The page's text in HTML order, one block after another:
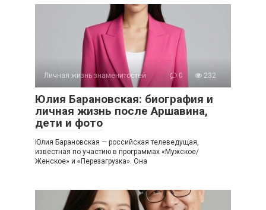
Личная жизнь знаменитостей 0 232
Юлия Барановская: биография и
личная жизнь после Аршавина,
дети и фото
Юлия Барановская — российская телеведущая,
известная по участию в программах «Мужское/
Женское» и «Перезагрузка». Она